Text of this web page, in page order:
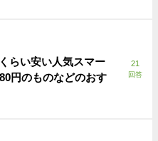
らい安い人気スマー
円のものなどのおす
21
回答